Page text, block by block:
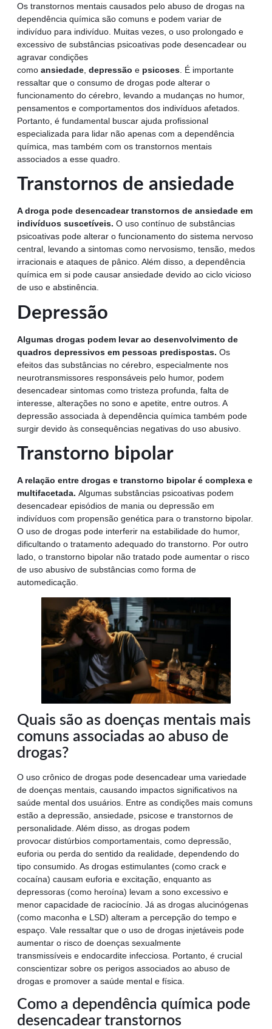
Os transtornos mentais causados pelo abuso de drogas na
dependência química são comuns e podem variar de
indivíduo para indivíduo. Muitas vezes, o uso prolongado e
excessivo de substâncias psicoativas pode desencadear ou
agravar condições
como ansiedade depressão e psicoses . É importante
ressaltar que o consumo de drogas pode alterar o
funcionamento do cérebro, levando a mudanças no humor,
pensamentos e comportamentos dos indivíduos afetados.
Portanto, é fundamental buscar ajuda profissional
especializada para lidar não apenas com a dependência
química, mas também com os transtornos mentais
associados a esse quadro.
Transtornos de ansiedade
A droga pode desencadear transtornos de ansiedade em
indivíduos suscetíveis. O uso contínuo de substâncias
psicoativas pode alterar o funcionamento do sistema nervoso
central, levando a sintomas como nervosismo, tensão, medos
irracionais e ataques de pânico. Além disso, a dependência
química em si pode causar ansiedade devido ao ciclo vicioso
de uso e abstinência.
Depressão
Algumas drogas podem levar ao desenvolvimento de
quadros depressivos em pessoas predispostas. Os
efeitos das substâncias no cérebro, especialmente nos
neurotransmissores responsáveis pelo humor, podem
desencadear sintomas como tristeza profunda, falta de
interesse, alterações no sono e apetite, entre outros. A
depressão associada à dependência química também pode
surgir devido às consequências negativas do uso abusivo.
Transtorno bipolar
A relação entre drogas e transtorno bipolar é complexa e
multifacetada. Algumas substâncias psicoativas podem
desencadear episódios de mania ou depressão em
indivíduos com propensão genética para o transtorno bipolar.
O uso de drogas pode interferir na estabilidade do humor,
dificultando o tratamento adequado do transtorno. Por outro
lado, o transtorno bipolar não tratado pode aumentar o risco
de uso abusivo de substâncias como forma de
automedicação.
Quais são as doenças mentais mais
comuns associadas ao abuso de
drogas?
O uso crônico de drogas pode desencadear uma variedade
de doenças mentais, causando impactos significativos na
saúde mental dos usuários. Entre as condições mais comuns
estão a depressão, ansiedade, psicose e transtornos de
personalidade. Além disso, as drogas podem
provocar distúrbios comportamentais, como depressão,
euforia ou perda do sentido da realidade, dependendo do
tipo consumido. As drogas estimulantes (como crack e
cocaína) causam euforia e excitação, enquanto as
depressoras (como heroína) levam a sono excessivo e
menor capacidade de raciocínio. Já as drogas alucinógenas
(como maconha e LSD) alteram a percepção do tempo e
espaço. Vale ressaltar que o uso de drogas injetáveis pode
aumentar o risco de doenças sexualmente
transmissíveis e endocardite infecciosa. Portanto, é crucial
conscientizar sobre os perigos associados ao abuso de
drogas e promover a saúde mental e física.
Como a dependência química pode
desencadear transtornos